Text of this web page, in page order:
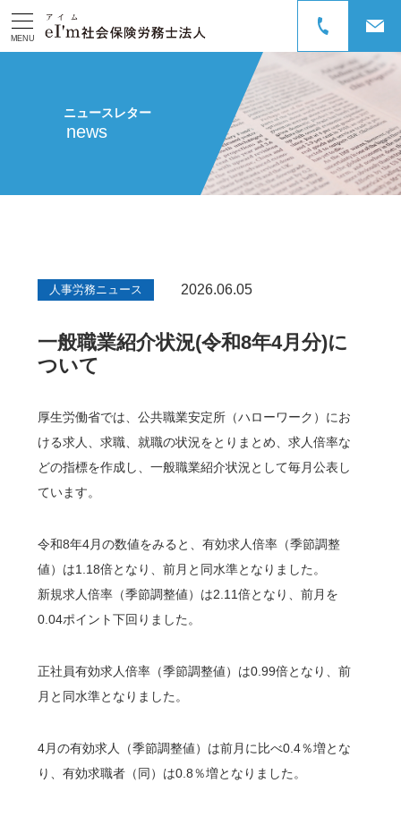
MENU
ニュースレター
news
人事労務ニュース 2026.06.05
一般職業紹介状況(令和8年4月分)に
ついて
厚生労働省では、公共職業安定所（ハローワーク）にお
ける求人、求職、就職の状況をとりまとめ、求人倍率な
どの指標を作成し、一般職業紹介状況として毎月公表し
ています。
令和8年4月の数値をみると、有効求人倍率（季節調整
値）は1.18倍となり、前月と同水準となりました。
新規求人倍率（季節調整値）は2.11倍となり、前月を
0.04ポイント下回りました。
正社員有効求人倍率（季節調整値）は0.99倍となり、前
月と同水準となりました。
4月の有効求人（季節調整値）は前月に比べ0.4％増とな
り、有効求職者（同）は0.8％増となりました。